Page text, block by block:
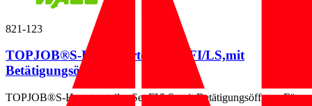
821-123
TOPJOB®S-Hauptverteiler-Set FI/LS,mit
Betätigungsöffnung
TOPJOB®S-Hauptverteiler-Set FI/LS; mit BetätigungsöffnungFür